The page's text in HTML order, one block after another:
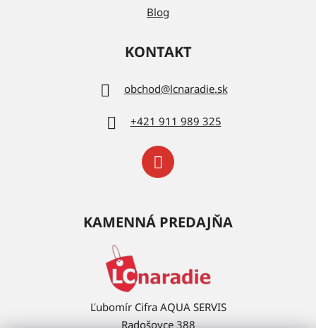
Blog
KONTAKT
obchod@lcnaradie.sk
+421 911 989 325
KAMENNÁ PREDAJŇA
Ľubomír Cifra AQUA SERVIS
Radošovce 388